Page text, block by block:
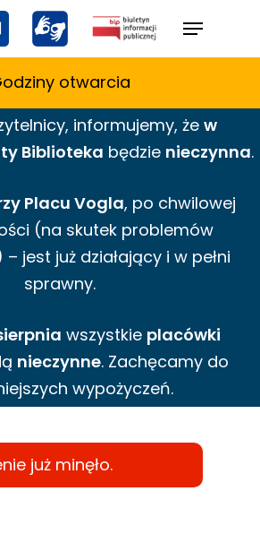
Menu
otwarcia
informujemy, że w
Biblioteka będzie nieczynna.
Placu Vogla, po chwilowej
(na skutek problemów
jest już działający i w pełni
sprawny.
wszystkie placówki
nieczynne. Zachęcamy do
wypożyczeń.
już minęło.